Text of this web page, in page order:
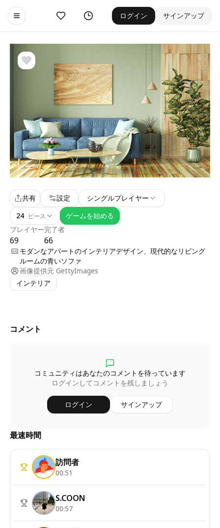
Toggle navigation menu
お気に入りゲーム履歴 ログイン サインアップ
プレイヤー
69
完了者
66
共有 設定
シングルプレイヤー
24 ピース ゲームを始める
モダンなアパートのインテリアデザイン、現代的なリビング
ルームの青いソファ
画像提供元 GettyImages
インテリア
コメント
コミュニティはあなたのコメントを待っています
ログインしてコメントを残しましょう
ログイン サインアップ
最速時間
訪問者
00:51
S.COON
00:57